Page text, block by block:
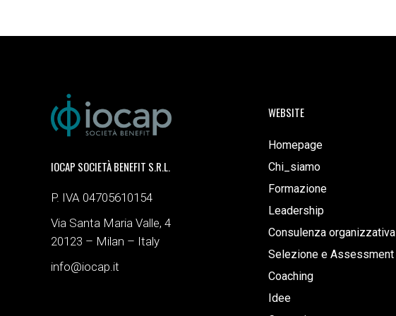
IOCAP SOCIETÀ BENEFIT S.R.L.
P. IVA 04705610154
Via Santa Maria Valle, 4
20123 – Milan – Italy
info@iocap.it
WEBSITE
Homepage
Chi_siamo
Formazione
Leadership
Consulenza organizzativa
Selezione e Assessment
Coaching
Idee